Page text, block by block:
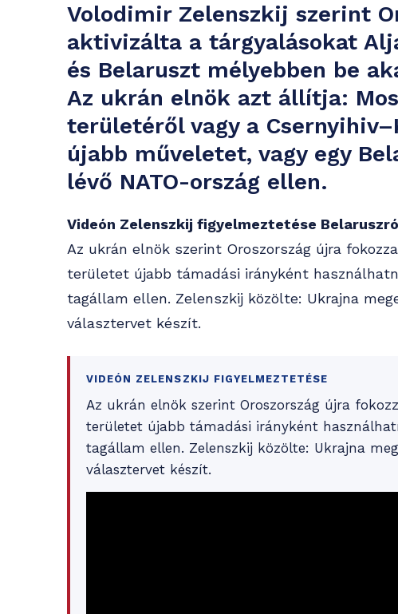
Volodimir Zelenszkij szerint
aktivizálta a tárgyalásokat
és Belaruszt mélyebben be
Az ukrán elnök azt állítja:
területéről vagy a
újabb műveletet, vagy egy
lévő NATO-ország ellen.
Videón Zelenszkij figyelmeztetése
Az ukrán elnök szerint Oroszország újra
területet újabb támadási irányként
tagállam ellen. Zelenszkij közölte: Ukrajna
választervet készít.
VIDEÓN ZELENSZKIJ FIGYELMEZTETÉSE
Az ukrán elnök szerint Oroszország újra
területet újabb támadási irányként
tagállam ellen. Zelenszkij közölte: Ukrajna
választervet készít.